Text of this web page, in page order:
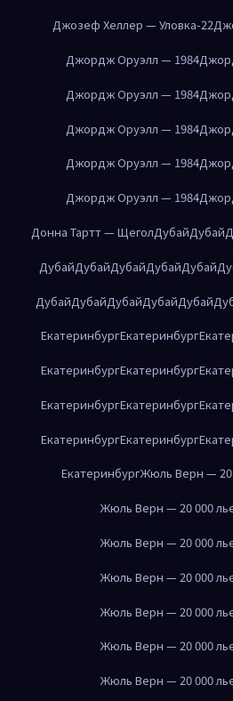
Джозеф Хеллер — Уловка-22
Джордж Оруэлл — 1984
Джордж Оруэлл — 1984
Джордж Оруэлл — 1984
Джордж Оруэлл — 1984
Джордж Оруэлл — 1984
Донна Тартт — ЩеголДубайДубай
ДубайДубайДубайДубайДубай
ДубайДубайДубайДубайДубай
ЕкатеринбургЕкатеринбург
ЕкатеринбургЕкатеринбург
ЕкатеринбургЕкатеринбург
ЕкатеринбургЕкатеринбург
ЕкатеринбургЖюль Верн — 20
Жюль Верн — 20 000
Жюль Верн — 20 000
Жюль Верн — 20 000
Жюль Верн — 20 000
Жюль Верн — 20 000
Жюль Верн — 20 000